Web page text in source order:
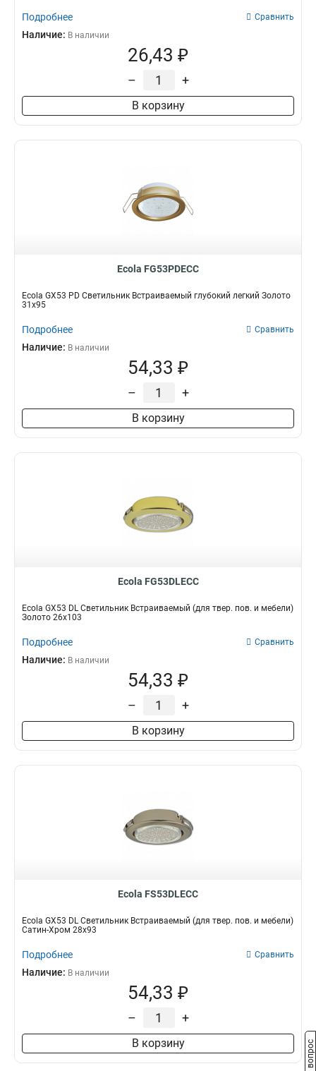
Подробнее Сравнить
Наличие: В наличии
26,43 ₽
– +
В корзину
Ecola FG53PDECC
Ecola GX53 PD Светильник Встраиваемый глубокий легкий Золото
31x95
Подробнее Сравнить
Наличие: В наличии
54,33 ₽
– +
В корзину
Ecola FG53DLECC
Ecola GX53 DL Светильник Встраиваемый (для твер. пов. и мебели)
Золото 26х103
Подробнее Сравнить
Наличие: В наличии
54,33 ₽
– +
В корзину
Ecola FS53DLECC
Ecola GX53 DL Светильник Встраиваемый (для твер. пов. и мебели)
Сатин-Хром 28х93
Подробнее Сравнить
Наличие: В наличии
54,33 ₽
– +
В корзину